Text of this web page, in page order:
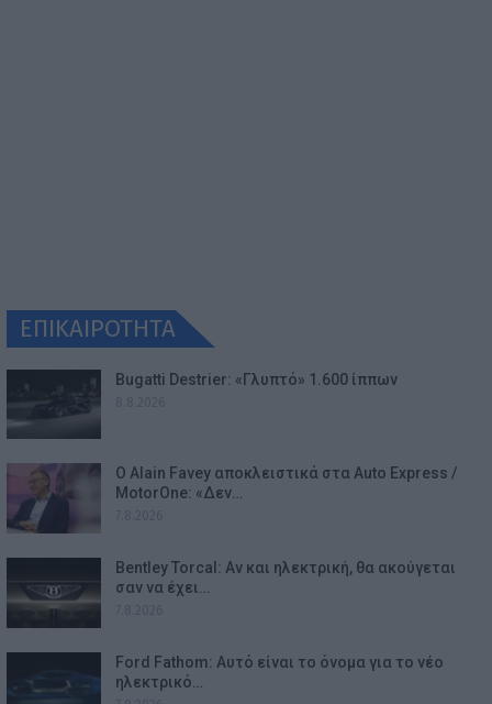
ΕΠΙΚΑΙΡΟΤΗΤΑ
Bugatti Destrier: «Γλυπτό» 1.600 ίππων
Ο Alain Favey αποκλειστικά στα Auto Express /
MotorOne: «Δεν…
Bentley Torcal: Αν και ηλεκτρική, θα ακούγεται
σαν να έχει…
Ford Fathom: Αυτό είναι το όνομα για το νέο
ηλεκτρικό…